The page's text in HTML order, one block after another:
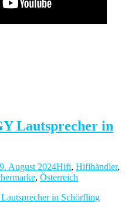
Lautsprecher in
August 2024Hifi, Hifihändler,
, Österreich